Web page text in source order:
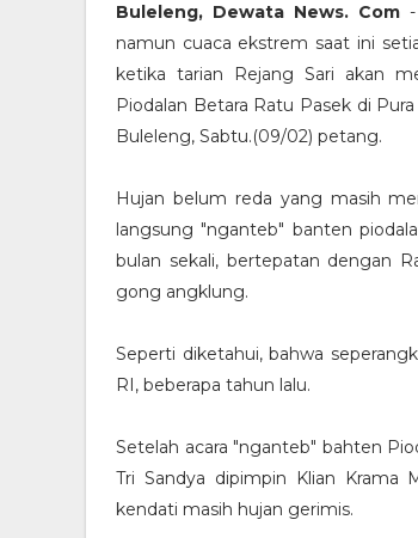
Buleleng, Dewata News. Com-
namun cuaca ekstrem saat ini
ketika tarian Rejang Sari akan
Piodalan Betara Ratu Pasek di
Buleleng, Sabtu.(09/02) petang.
Hujan belum reda yang masih
langsung "nganteb" banten
bulan sekali, bertepatan dengan
gong angklung.
Seperti diketahui, bahwa
RI, beberapa tahun lalu.
Setelah acara "nganteb" bahten
Tri Sandya dipimpin Klian Krama
kendati masih hujan gerimis.